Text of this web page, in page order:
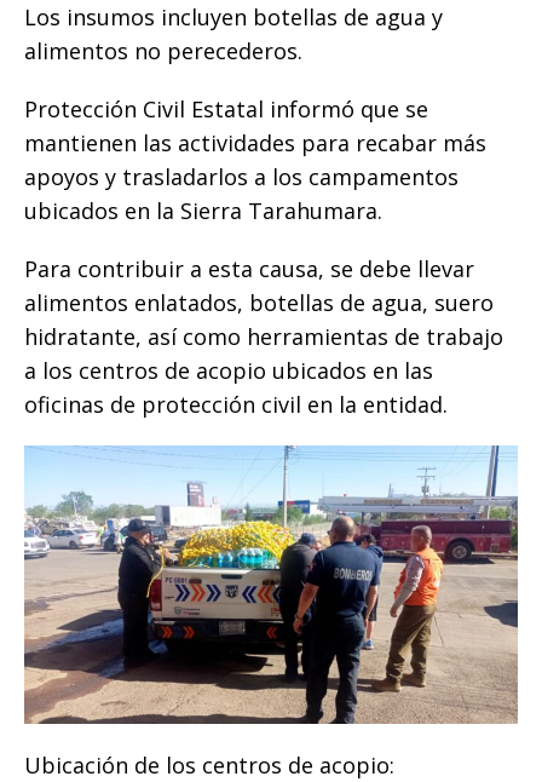
Los insumos incluyen botellas de agua y
alimentos no perecederos.
Protección Civil Estatal informó que se
mantienen las actividades para recabar más
apoyos y trasladarlos a los campamentos
ubicados en la Sierra Tarahumara.
Para contribuir a esta causa, se debe llevar
alimentos enlatados, botellas de agua, suero
hidratante, así como herramientas de trabajo
a los centros de acopio ubicados en las
oficinas de protección civil en la entidad.
Ubicación de los centros de acopio: